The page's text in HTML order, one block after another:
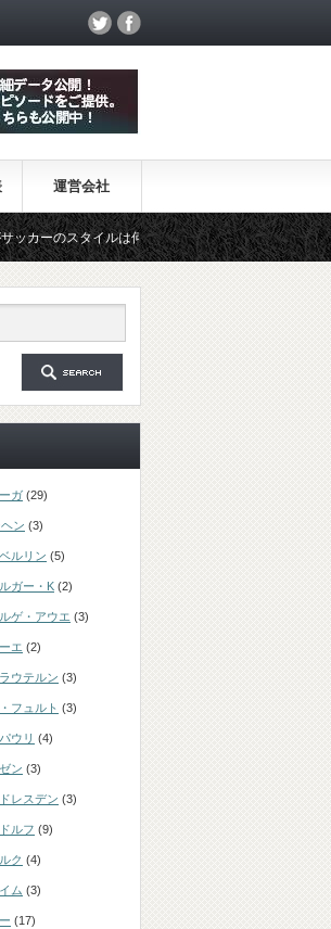
運営会社
イルは何か～ 【一覧】J1・J2・J3リー
ガ (29)
ン (3)
ルリン (5)
ガー・K (2)
ゲ・アウエ (3)
エ (2)
ウテルン (3)
フュルト (3)
ウリ (4)
ン (3)
レスデン (3)
ルフ (9)
ク (4)
ム (3)
(17)